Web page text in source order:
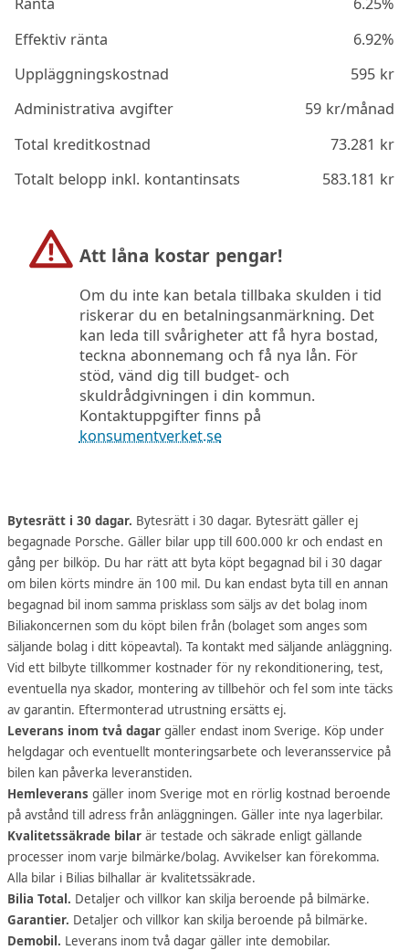
Effektiv ränta
6.92%
Uppläggningskostnad
595kr
Administrativa avgifter
59kr/månad
Total kreditkostnad
73.281 kr
Totalt belopp inkl. kontantinsats
583.181 kr
Att låna kostar pengar!
Om du inte kan betala tillbaka skulden i tid
riskerar du en betalningsanmärkning. Det
kan leda till svårigheter att få hyra bostad,
teckna abonnemang och få nya lån. För
stöd, vänd dig till budget- och
skuldrådgivningen i din kommun.
Kontaktuppgifter finns på
konsumentverket.se
Bytesrätt i 30 dagar. Bytesrätt i 30 dagar. Bytesrätt gäller ej
begagnade Porsche. Gäller bilar upp till 600.000 kr och endast en
gång per bilköp. Du har rätt att byta köpt begagnad bil i 30 dagar
om bilen körts mindre än 100 mil. Du kan endast byta till en annan
begagnad bil inom samma prisklass som säljs av det bolag inom
Biliakoncernen som du köpt bilen från (bolaget som anges som
säljande bolag i ditt köpeavtal). Ta kontakt med säljande anläggning.
Vid ett bilbyte tillkommer kostnader för ny rekonditionering, test,
eventuella nya skador, montering av tillbehör och fel som inte täcks
av garantin. Eftermonterad utrustning ersätts ej.
Leverans inom två dagar gäller endast inom Sverige. Köp under
helgdagar och eventuellt monteringsarbete och leveransservice på
bilen kan påverka leveranstiden.
Hemleverans gäller inom Sverige mot en rörlig kostnad beroende
på avstånd till adress från anläggningen. Gäller inte nya lagerbilar.
Kvalitetssäkrade bilar är testade och säkrade enligt gällande
processer inom varje bilmärke/bolag. Avvikelser kan förekomma.
Alla bilar i Bilias bilhallar är kvalitetssäkrade.
Bilia Total. Detaljer och villkor kan skilja beroende på bilmärke.
Garantier. Detaljer och villkor kan skilja beroende på bilmärke.
Demobil. Leverans inom två dagar gäller inte demobilar.